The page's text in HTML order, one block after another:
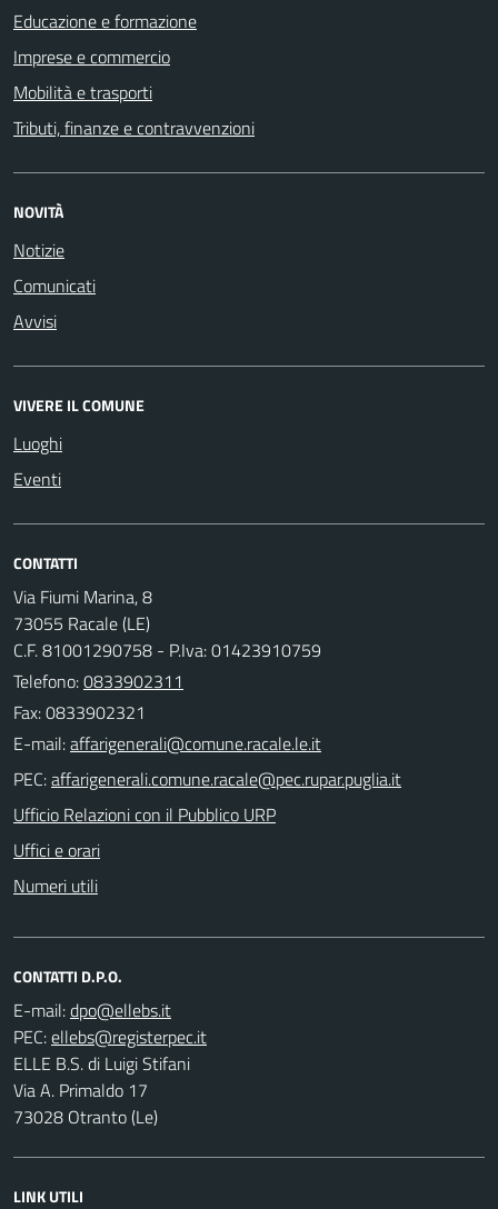
Educazione e formazione
Imprese e commercio
Mobilità e trasporti
Tributi, finanze e contravvenzioni
NOVITÀ
Notizie
Comunicati
Avvisi
VIVERE IL COMUNE
Luoghi
Eventi
CONTATTI
Via Fiumi Marina, 8
73055 Racale (LE)
C.F. 81001290758 - P.Iva: 01423910759
Telefono:0833902311
Fax: 0833902321
E-mail:
PEC:
Ufficio Relazioni con il Pubblico URP
Uffici e orari
Numeri utili
CONTATTI D.P.O.
E-mail:
PEC:
ELLE B.S. di Luigi Stifani
Via A. Primaldo 17
73028 Otranto (Le)
LINK UTILI